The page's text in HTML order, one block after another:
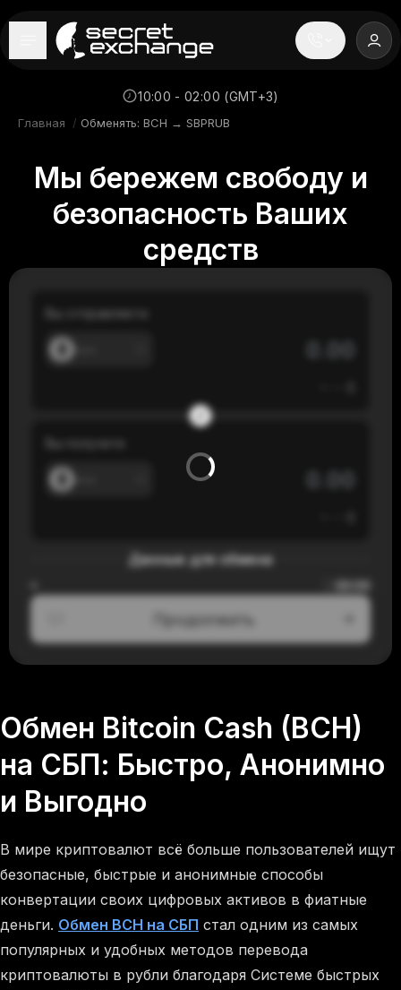
----
Новости
Репутация
Поддержка
10:00 - 02:00 (GMT+3)
Главная / Обменять: BCH → SBPRUB
Мы бережем свободу и
безопасность Ваших
средств
Вы отправляете
Данные для обмена
Продолжить
Обмен Bitcoin Cash (BCH)
на СБП: Быстро, Анонимно
и Выгодно
В мире криптовалют всё больше пользователей ищут
безопасные, быстрые и анонимные способы
конвертации своих цифровых активов в фиатные
деньги. Обмен BCH на СБП стал одним из самых
популярных и удобных методов перевода
криптовалюты в рубли благодаря Системе быстрых